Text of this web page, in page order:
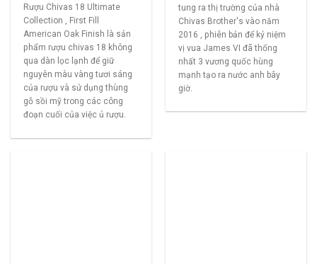
Rượu Chivas 18 Ultimate
Collection , First Fill
American Oak Finish là sản
phẩm rượu chivas 18 không
qua dàn lọc lạnh để giữ
nguyên màu vàng tươi sáng
của rượu và sử dụng thùng
gỗ sồi mỹ trong các công
đoạn cuối của việc ủ rượu.
tung ra thị trường của nhà
Chivas Brother's vào năm
2016 , phiên bản để kỷ niệm
vị vua James VI đã thống
nhất 3 vương quốc hùng
mạnh tạo ra nước anh bây
giờ.